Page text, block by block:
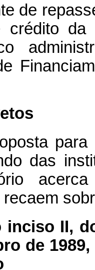
de
da
das
inciso II,
de